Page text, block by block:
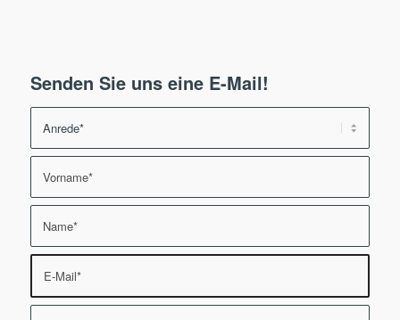
Senden Sie uns eine E-Mail!